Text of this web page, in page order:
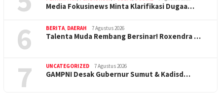
Media Fokusinews Minta Klarifikasi Dugaa…
6 BERITA, DAERAH 7 Agustus 2026
Talenta Muda Rembang Bersinar! Roxendra …
7 UNCATEGORIZED 7 Agustus 2026
GAMPNI Desak Gubernur Sumut & Kadisd…